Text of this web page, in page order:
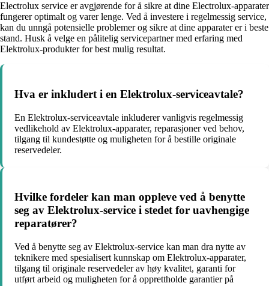
Electrolux service er avgjørende for å sikre at dine Electrolux-apparater
fungerer optimalt og varer lenge. Ved å investere i regelmessig service,
kan du unngå potensielle problemer og sikre at dine apparater er i beste
stand. Husk å velge en pålitelig servicepartner med erfaring med
Elektrolux-produkter for best mulig resultat.
Hva er inkludert i en Elektrolux-serviceavtale?
En Elektrolux-serviceavtale inkluderer vanligvis regelmessig
vedlikehold av Elektrolux-apparater, reparasjoner ved behov,
tilgang til kundestøtte og muligheten for å bestille originale
reservedeler.
Hvilke fordeler kan man oppleve ved å benytte
seg av Elektrolux-service i stedet for uavhengige
reparatører?
Ved å benytte seg av Elektrolux-service kan man dra nytte av
teknikere med spesialisert kunnskap om Elektrolux-apparater,
tilgang til originale reservedeler av høy kvalitet, garanti for
utført arbeid og muligheten for å opprettholde garantier på